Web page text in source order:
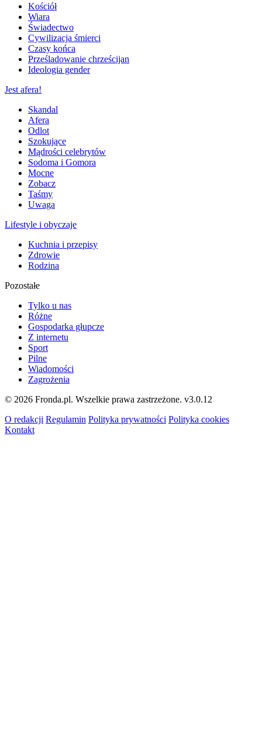
Kościół
Wiara
Świadectwo
Cywilizacja śmierci
Czasy końca
Prześladowanie chrześcijan
Ideologia gender
Jest afera!
Skandal
Afera
Odlot
Szokujące
Mądrości celebrytów
Sodoma i Gomora
Mocne
Zobacz
Taśmy
Uwaga
Lifestyle i obyczaje
Kuchnia i przepisy
Zdrowie
Rodzina
Pozostałe
Tylko u nas
Różne
Gospodarka głupcze
Z internetu
Sport
Pilne
Wiadomości
Zagrożenia
© 2026 Fronda.pl. Wszelkie prawa zastrzeżone. v3.0.12
O redakcji Regulamin Polityka prywatności Polityka cookies
Kontakt